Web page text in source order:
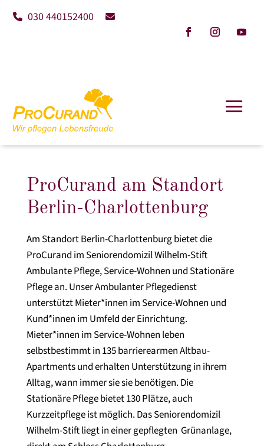
030 440152400
ProCurand am Standort
Berlin-Charlottenburg
Am Standort Berlin-Charlottenburg bietet die
ProCurand im Seniorendomizil Wilhelm-Stift
Ambulante Pflege, Service-Wohnen und Stationäre
Pflege an. Unser Ambulanter Pflegedienst
unterstützt Mieter*innen im Service-Wohnen und
Kund*innen im Umfeld der Einrichtung.
Mieter*innen im Service-Wohnen leben
selbstbestimmt in 135 barrierearmen Altbau-
Apartments und erhalten Unterstützung in ihrem
Alltag, wann immer sie sie benötigen. Die
Stationäre Pflege bietet 130 Plätze, auch
Kurzzeitpflege ist möglich. Das Seniorendomizil
Wilhelm-Stift liegt in einer gepflegten Grünanlage,